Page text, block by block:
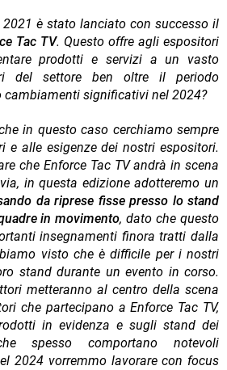
2021 è stato lanciato con successo il
Tac TV. Questo offre agli espositori
prodotti e servizi a un vasto
del settore ben oltre il periodo
cambiamenti significativi nel 2024?
in questo caso cerchiamo sempre
e alle esigenze dei nostri espositori.
che Enforce Tac TV andrà in scena
in questa edizione adotteremo un
da riprese fisse presso lo stand
in movimento, dato che questo
insegnamenti finora tratti dalla
visto che è difficile per i nostri
stand durante un evento in corso.
metteranno al centro della scena
che partecipano a Enforce Tac TV,
in evidenza e sugli stand dei
spesso comportano notevoli
2024 vorremmo lavorare con focus